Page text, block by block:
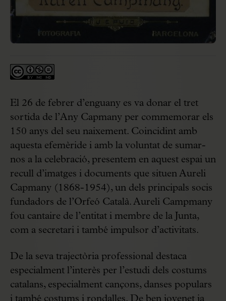
El 26 de febrer d’enguany es va donar el tret
sortida de l’Any Capmany per commemorar els
150 anys del seu naixement. Coincidint amb
aquesta efemèride i amb la voluntat de sumar-
nos a la celebració, presentem en aquest espai un
recull d’imatges i documents que situen Aureli
Capmany (1868-1954), un dels principals socis
fundadors de l’Orfeó Català. Aureli Campmany
fou cantaire de l’entitat i membre de la Junta,
com a secretari i també impulsor d’activitats.
De la seva trajectòria professional destaca
especialment l’interès per l’estudi dels costums
catalans, especialment cançons, danses populars
i també costums i rondalles. De ben jovenet ja